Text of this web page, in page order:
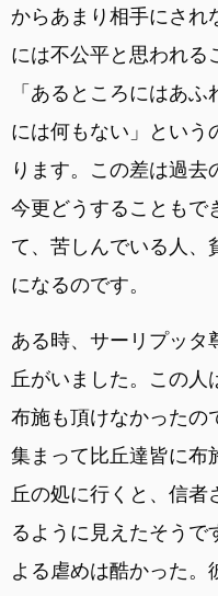
からあまり相手にされ
には不公平と思われる
「あるところにはあ
には何もない」という
ります。この差は過去
今更どうすることもで
て、苦しんでいる人、
になるのです。
ある時、サーリプッタ
丘がいました。この人
布施も頂けなかったの
集まって比丘達皆に布
丘の処に行くと、信者
るように見えたそうで
よる虐めは酷かった。